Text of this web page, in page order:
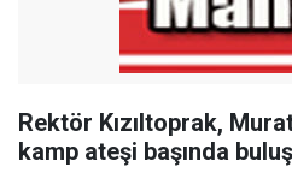
Rektör Kızıltoprak,
kamp ateşi başında